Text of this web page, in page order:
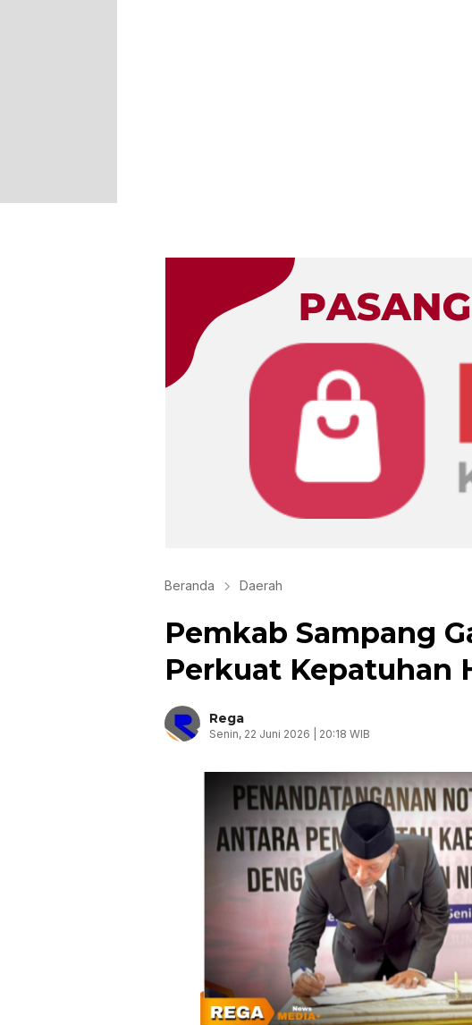
Beranda Daerah
Pemkab Sampang
Perkuat Kepatuhan
Rega
Senin, 22 Juni 2026 | 20:18 WIB